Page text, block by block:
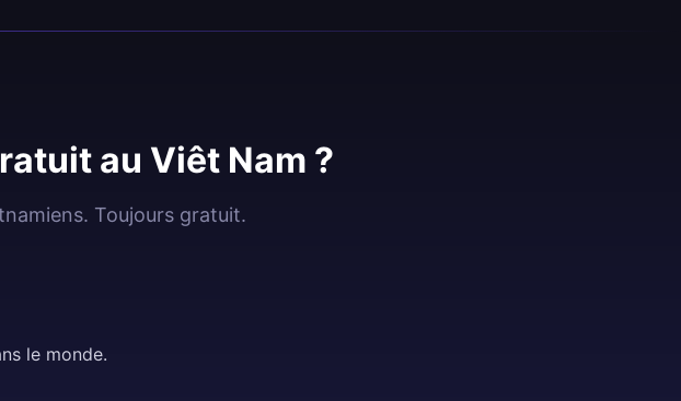
au Viêt Nam ?
Toujours gratuit.
le monde.